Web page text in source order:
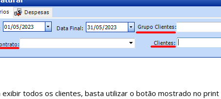
exibir todos os clientes, basta utilizar o botão mostrado no print